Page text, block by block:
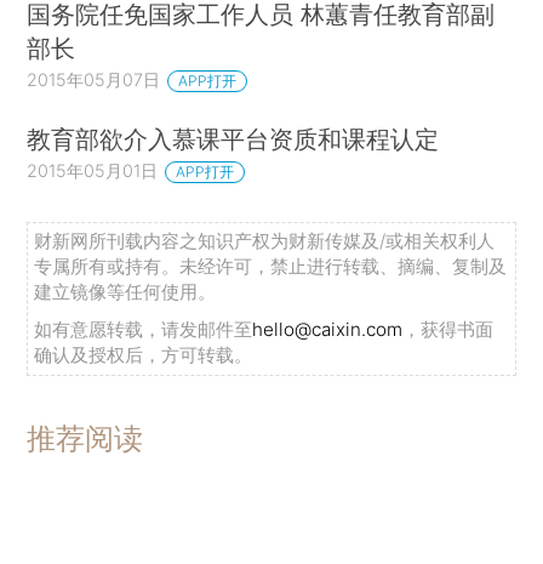
国务院任免国家工作人员 林蕙青任教育部副
部长
2015年05月07日 APP打开
教育部欲介入慕课平台资质和课程认定
2015年05月01日 APP打开
财新网所刊载内容之知识产权为财新传媒及/或相关权利人
专属所有或持有。未经许可，禁止进行转载、摘编、复制及
建立镜像等任何使用。
如有意愿转载，请发邮件至hello@caixin.com ，获得书面
确认及授权后，方可转载。
推荐阅读